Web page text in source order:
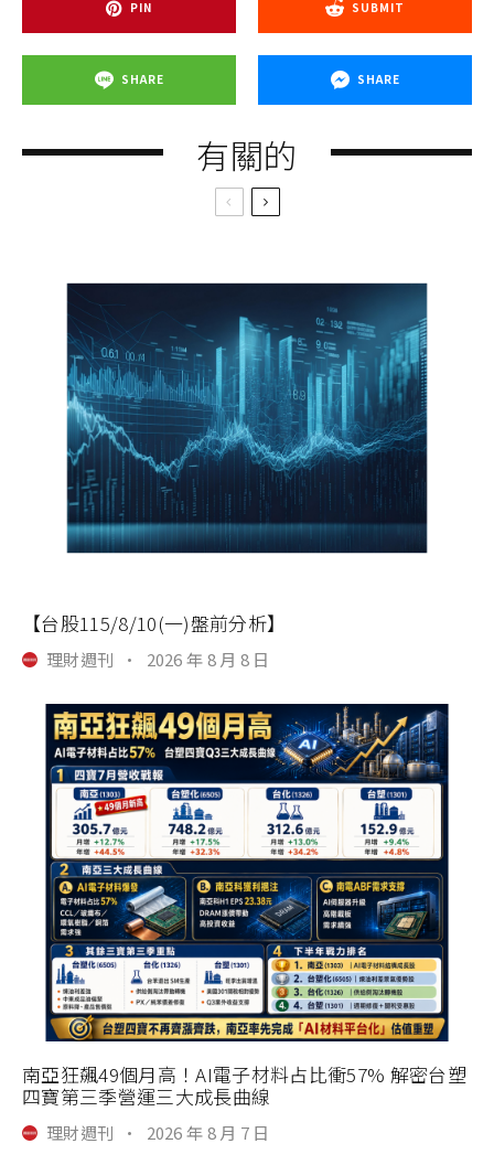
PIN SUBMIT
SHARE SHARE
有關的
【台股115/8/10(一)盤前分析】
理財週刊 · 2026 年 8 月 8 日
南亞狂飆49個月高！AI電子材料占比衝57% 解密台塑
四寶第三季營運三大成長曲線
理財週刊 · 2026 年 8 月 7 日